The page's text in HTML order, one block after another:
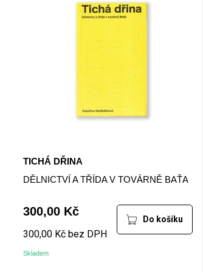
TICHÁ DŘINA
DĚLNICTVÍ A TŘÍDA V TOVÁRNĚ BAŤA
300,00 Kč
300,00 Kč bez DPH
Skladem
Do košíku